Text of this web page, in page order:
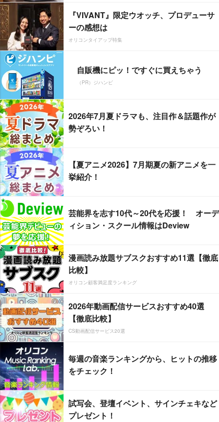
『VIVANT』限定ウオッチ、プロデューサ
ーの感想は
オリコンタイアップ特集
自販機にピッ！ですぐに買えちゃう
（PR）ジハンピ
2026年7月夏ドラマも、注目作＆話題作が
勢ぞろい！
【夏アニメ2026】7月期夏の新アニメを一
挙紹介！
芸能界を志す10代～20代を応援！ オーデ
ィション・スクール情報はDeview
漫画読み放題サブスクおすすめ11選【徹底
比較】
オリコン顧客満足度ランキング
2026年動画配信サービスおすすめ40選
【徹底比較】
CS動画配信サービス20選
毎週の音楽ランキングから、ヒットの推移
をチェック！
試写会、登壇イベント、サインチェキなど
プレゼント！